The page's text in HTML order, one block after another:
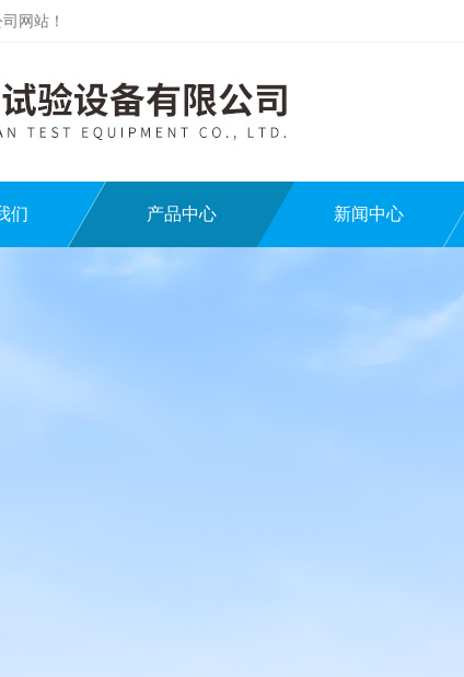
网站！
们 产品中心 新闻中心